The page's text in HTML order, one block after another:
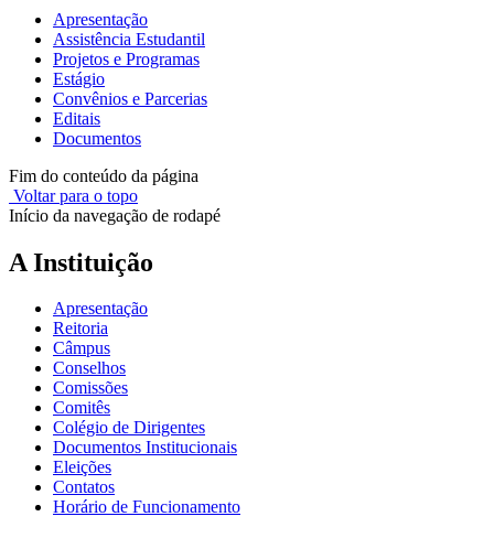
Apresentação
Assistência Estudantil
Projetos e Programas
Estágio
Convênios e Parcerias
Editais
Documentos
Fim do conteúdo da página
Voltar para o topo
Início da navegação de rodapé
A Instituição
Apresentação
Reitoria
Câmpus
Conselhos
Comissões
Comitês
Colégio de Dirigentes
Documentos Institucionais
Eleições
Contatos
Horário de Funcionamento